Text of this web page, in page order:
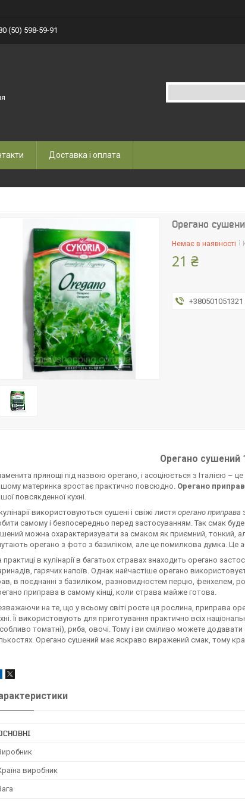
(50) 598-59-91
Доставка і оплата
Орегано
Немає в наявності
21 ₴
+380501051321
Орегано сушений
прянощі під назвою орегано, і асоціюється з Італією –
материнка зростає практично повсюдно. Орегано
повсякденної кухні.
використовуються сушені і свіжі листя орегано приправа
самому і безпосередньо перед застосуванням. Так смак
можна охарактеризувати за смаком як приємний, тонкий,
орегано з фото з базиліком, але це помилкова думка. Це
практиці в кулінарії в багатьох стравах знаходить орегано
гарячих напоїв. Однак найчастіше орегано
в поєднанні з базиліком, разновидностем перцю, фенхелем,
приправа в самому кінці, коли страва майже готова.
на те, що у всьому світі росте ця рослина, приправа
Її використовують для приготування практично всіх
томатні), риба, овочі. Тому і ви сміливо можете
Орегано сушений має яскраво виражений смак, тому
виробник